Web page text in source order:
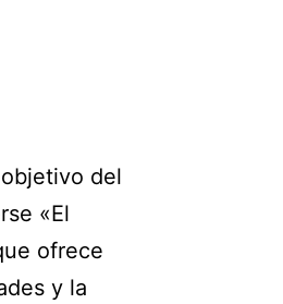
del
«El
ofrece
y la